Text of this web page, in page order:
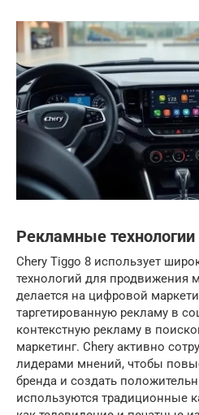
Рекламные технологии
Chery Tiggo 8 использует
технологий для продвижения
делается на цифровой
таргетированную рекламу в
контекстную рекламу в
маркетинг. Chery активно
лидерами мнений, чтобы
бренда и создать
используются традиционные